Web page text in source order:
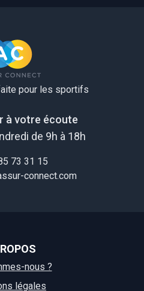
pour les sportifs
à votre écoute
de 9h à 18h
73 31 15
connect.com
nous ?
légales